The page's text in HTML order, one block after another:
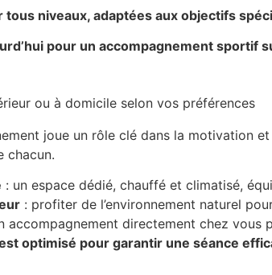
tous niveaux, adaptées aux objectifs
pour un accompagnement
ou à domicile selon vos préférences
joue un rôle clé dans la motivation
chacun.
: un espace dédié, chauffé et climatisé,
: profiter de l’environnement naturel
accompagnement directement chez
optimisé pour garantir une séance